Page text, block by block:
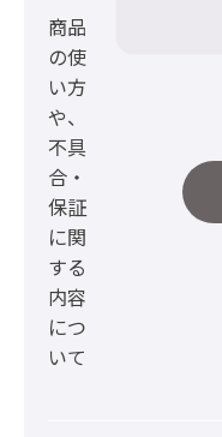
商品
の使
い方
や、
不具
合・
保証
に関
する
内容
につ
いて